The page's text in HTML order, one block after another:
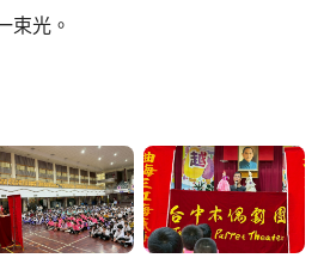
束光。